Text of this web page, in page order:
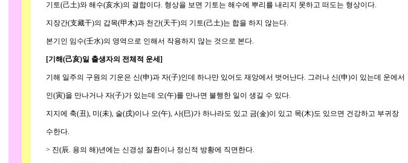
기토(己土)와 해수(亥水)의 결합이다. 형상을 보면 기토는 해수에 뿌리를 내리지 못하고 떠도는 형상이다.
지장간(支藏干)의 갑목(甲木)과 천간(天干)의 기토(己土)는 합을 하지 않는다.
본기인 임수(壬水)의 영역으로 인해서 작용하지 않는 것으로 본다.
[기해(己亥)일 출생자의 전체적 운세]
기해 일주의 구원의 기운은 신(申)과 자(子)인데 하나만 있어도 재앙에서 벗어난다. 그러나 신(申)이 있는데 운에서
인(寅)을 만나거나 자(子)가 있는데 오(午)를 만나면 불행한 일이 생길 수 있다.
지지에 축(丑), 미(未), 술(戌)이나 오(午), 사(巳)가 하나라도 있고 금(金)이 있고 목(木)도 있으면 건강하고 부귀장
수한다.
> 진(辰. 용의 해)년에는 신경성 질환이나 정신적 방황에 직면한다.